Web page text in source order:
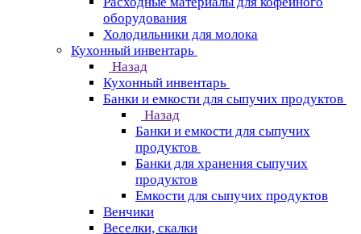
оборудования
Холодильники для молока
Кухонный инвентарь
Назад
Кухонный инвентарь
Банки и емкости для сыпучих продуктов
Назад
Банки и емкости для сыпучих
продуктов
Банки для хранения сыпучих
продуктов
Емкости для сыпучих продуктов
Венчики
Веселки, скалки